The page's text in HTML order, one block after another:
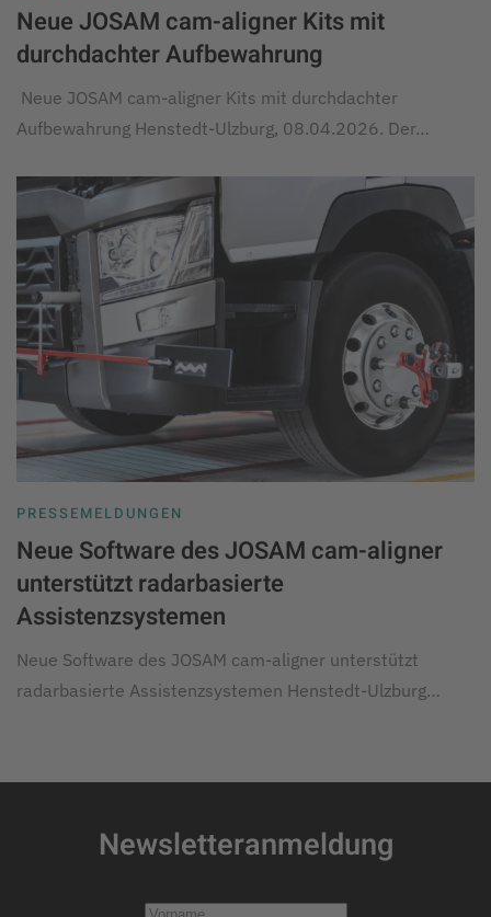
Neue JOSAM cam-aligner Kits mit
durchdachter Aufbewahrung
Neue JOSAM cam-aligner Kits mit durchdachter
Aufbewahrung Henstedt-Ulzburg, 08.04.2026. Der…
PRESSEMELDUNGEN
Neue Software des JOSAM cam-aligner
unterstützt radarbasierte
Assistenzsystemen
Neue Software des JOSAM cam-aligner unterstützt
radarbasierte Assistenzsystemen Henstedt-Ulzburg…
Newsletteranmeldung